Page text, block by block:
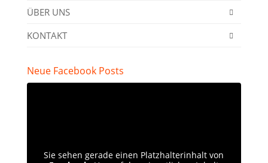
ÜBER UNS
KONTAKT
Neue Facebook Posts
Sie sehen gerade einen Platzhalterinhalt von